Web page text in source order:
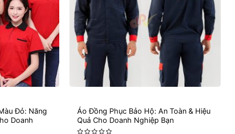
Đỏ: Năng
Doanh
Áo Đồng Phục Bảo Hộ: An Toàn & Hiệu
Quả Cho Doanh Nghiệp Bạn